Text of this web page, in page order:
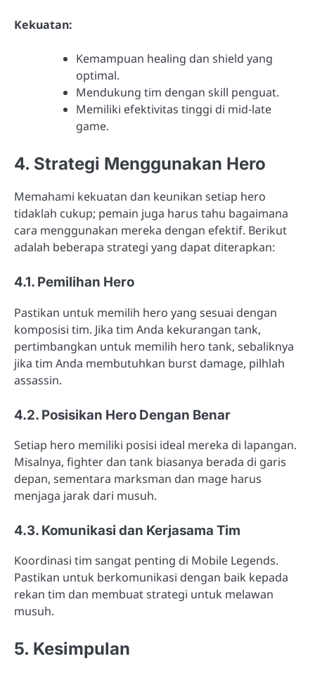
Kekuatan:
Kemampuan healing dan shield yang
optimal.
Mendukung tim dengan skill penguat.
Memiliki efektivitas tinggi di mid-late
game.
4. Strategi Menggunakan Hero
Memahami kekuatan dan keunikan setiap hero
tidaklah cukup; pemain juga harus tahu bagaimana
cara menggunakan mereka dengan efektif. Berikut
adalah beberapa strategi yang dapat diterapkan:
4.1. Pemilihan Hero
Pastikan untuk memilih hero yang sesuai dengan
komposisi tim. Jika tim Anda kekurangan tank,
pertimbangkan untuk memilih hero tank, sebaliknya
jika tim Anda membutuhkan burst damage, pilhlah
assassin.
4.2. Posisikan Hero Dengan Benar
Setiap hero memiliki posisi ideal mereka di lapangan.
Misalnya, fighter dan tank biasanya berada di garis
depan, sementara marksman dan mage harus
menjaga jarak dari musuh.
4.3. Komunikasi dan Kerjasama Tim
Koordinasi tim sangat penting di Mobile Legends.
Pastikan untuk berkomunikasi dengan baik kepada
rekan tim dan membuat strategi untuk melawan
musuh.
5. Kesimpulan